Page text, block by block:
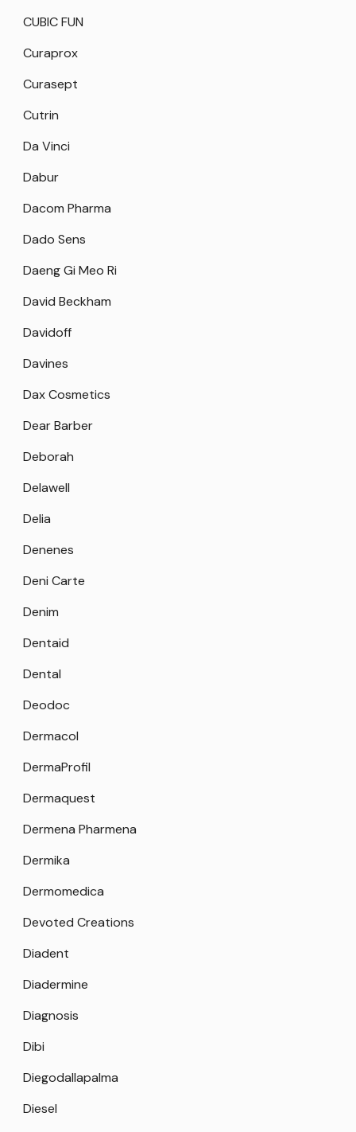
CUBIC FUN
Curaprox
Curasept
Cutrin
Da Vinci
Dabur
Dacom Pharma
Dado Sens
Daeng Gi Meo Ri
David Beckham
Davidoff
Davines
Dax Cosmetics
Dear Barber
Deborah
Delawell
Delia
Denenes
Deni Carte
Denim
Dentaid
Dental
Deodoc
Dermacol
DermaProfil
Dermaquest
Dermena Pharmena
Dermika
Dermomedica
Devoted Creations
Diadent
Diadermine
Diagnosis
Dibi
Diegodallapalma
Diesel